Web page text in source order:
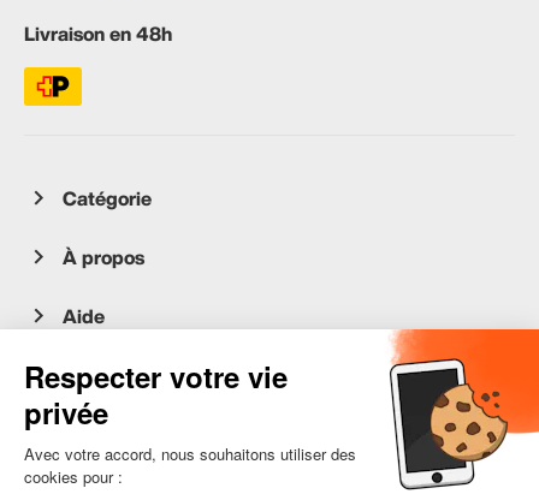
Livraison en 48h
Catégorie
À propos
Aide
Service client
occasion.migros.mobile@recommerce.com
Lundi-Vendredi 08:00-17:00